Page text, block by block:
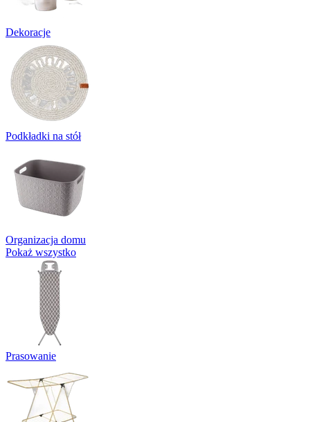
Dekoracje
Podkładki na stół
Organizacja domu
Pokaż wszystko
Prasowanie